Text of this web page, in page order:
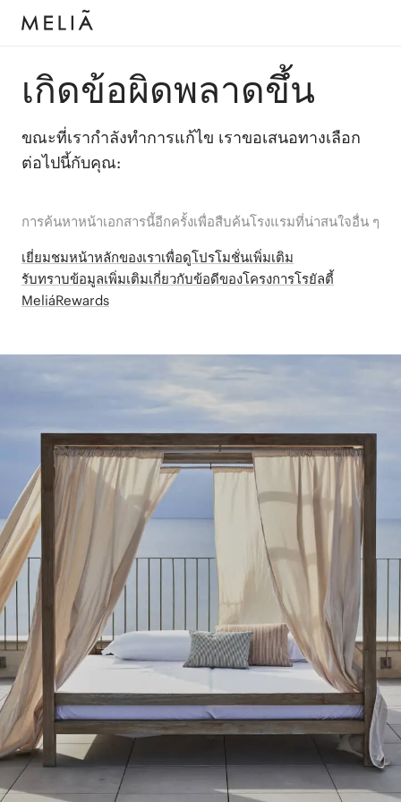
เกิดข้อผิดพลาดขึ้น
ขณะที่เรากำลังทำการแก้ไข เราขอเสนอทางเลือก
ต่อไปนี้กับคุณ:
การค้นหาหน้าเอกสารนี้อีกครั้งเพื่อสืบค้นโรงแรมที่น่าสนใจอื่น ๆ
เยี่ยมชมหน้าหลักของเราเพื่อดูโปรโมชั่นเพิ่มเติม
รับทราบข้อมูลเพิ่มเติมเกี่ยวกับข้อดีของโครงการโรยัลตี้
MeliáRewards